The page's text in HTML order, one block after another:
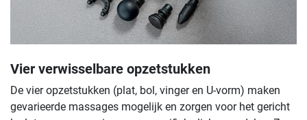
Vier verwisselbare opzetstukken
De vier opzetstukken (plat, bol, vinger en U-vorm) maken
gevarieerde massages mogelijk en zorgen voor het gericht